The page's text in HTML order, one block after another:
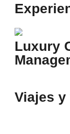
Luxury
Viajes